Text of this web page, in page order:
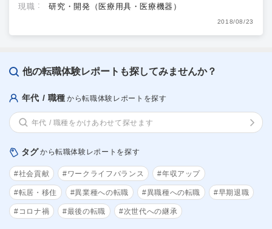
現職
研究・開発（医療用具・医療機器）
2018/08/23
他の転職体験レポートも探してみませんか？
年代 / 職種 から転職体験レポートを探す
年代 / 職種をかけあわせて探せます
タグから転職体験レポートを探す
#社会貢献 #ワークライフバランス #年収アップ
#転居・移住 #異業種への転職 #異職種への転職 #早期退職
#コロナ禍 #最後の転職 #次世代への継承